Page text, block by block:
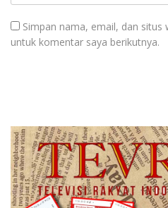
Simpan nama, email, dan situs
untuk komentar saya berikutnya.